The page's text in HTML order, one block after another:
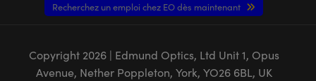
Recherchez un emploi chez EO dès maintenant
Copyright 2026| Edmund Optics, Ltd Unit 1, Opus
Avenue, Nether Poppleton, York, YO26 6BL, UK